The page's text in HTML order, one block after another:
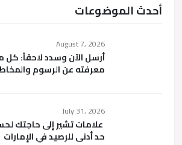
أحدث الموضوعات
August 7, 2026
أرسل الآن وسدد لاحقاً: كل
معرفته عن الرسوم
July 31, 2026
علامات تشير إلى حاجتك
حد أدنى للرصيد في الإمارات